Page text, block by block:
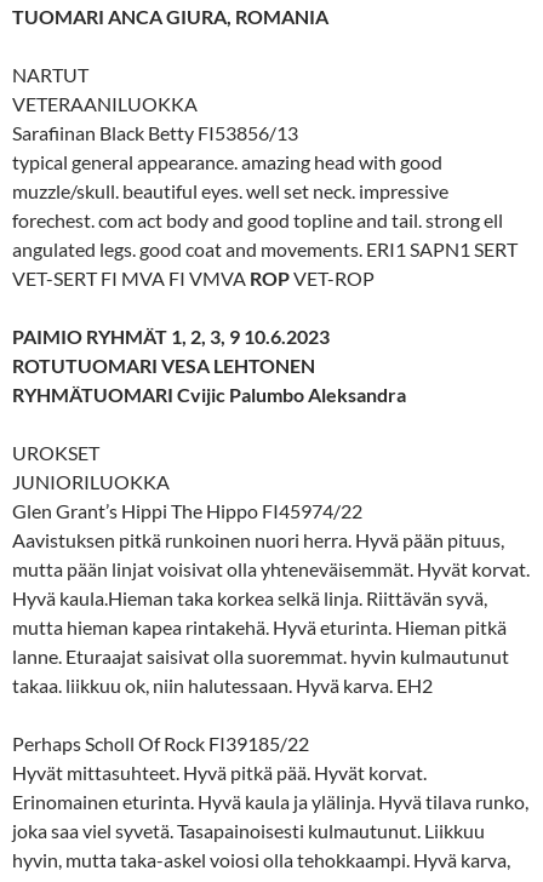
TUOMARI ANCA GIURA, ROMANIA
NARTUT
VETERAANILUOKKA
Sarafiinan Black Betty FI53856/13
typical general appearance. amazing head with good
muzzle/skull. beautiful eyes. well set neck. impressive
forechest. com act body and good topline and tail. strong ell
angulated legs. good coat and movements. ERI1 SAPN1 SERT
VET-SERT FI MVA FI VMVA ROPVET-ROP
PAIMIO RYHMÄT 1, 2, 3, 9 10.6.2023
ROTUTUOMARI VESA LEHTONEN
RYHMÄTUOMARI Cvijic Palumbo Aleksandra
UROKSET
JUNIORILUOKKA
Glen Grant’s Hippi The Hippo FI45974/22
Aavistuksen pitkä runkoinen nuori herra. Hyvä pään pituus,
mutta pään linjat voisivat olla yhteneväisemmät. Hyvät korvat.
Hyvä kaula.Hieman taka korkea selkä linja. Riittävän syvä,
mutta hieman kapea rintakehä. Hyvä eturinta. Hieman pitkä
lanne. Eturaajat saisivat olla suoremmat. hyvin kulmautunut
takaa. liikkuu ok, niin halutessaan. Hyvä karva. EH2
Perhaps Scholl Of Rock FI39185/22
Hyvät mittasuhteet. Hyvä pitkä pää. Hyvät korvat.
Erinomainen eturinta. Hyvä kaula ja ylälinja. Hyvä tilava runko,
joka saa viel syvetä. Tasapainoisesti kulmautunut. Liikkuu
hyvin, mutta taka-askel voiosi olla tehokkaampi. Hyvä karva,